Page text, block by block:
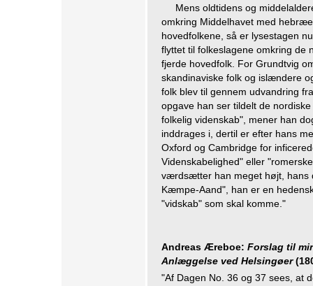
Mens oldtidens og
omkring Middelhavet med
hovedfolkene, så er lysestagen
flyttet til folkeslagene omkring de
fjerde hovedfolk. For Grundtvig
skandinaviske folk og islændere
folk blev til gennem udvandring
opgave han ser tildelt de
folkelig videnskab", mener han
inddrages i, dertil er efter hans
Oxford og Cambridge for
Videnskabelighed" eller
værdsætter han meget højt, hans
Kæmpe-Aand", han er en
"vidskab" som skal komme."
Andreas Æreboe: Forslag til
Anlæggelse ved Helsingøer
"Af Dagen No. 36 og 37 sees, at